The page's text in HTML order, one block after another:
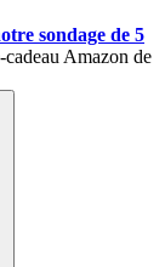
sondage de 5
cadeau Amazon de